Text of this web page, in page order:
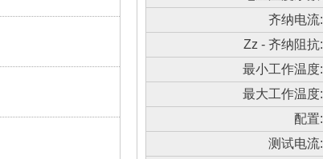
齐纳电流:
Zz - 齐纳阻抗:
最小工作温度:
最大工作温度:
配置:
测试电流: